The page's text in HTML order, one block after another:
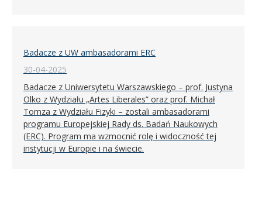
Badacze z UW ambasadorami ERC
30-04-2025
Badacze z Uniwersytetu Warszawskiego – prof. Justyna
Olko z Wydziału „Artes Liberales” oraz prof. Michał
Tomza z Wydziału Fizyki – zostali ambasadorami
programu Europejskiej Rady ds. Badań Naukowych
(ERC). Program ma wzmocnić rolę i widoczność tej
instytucji w Europie i na świecie.